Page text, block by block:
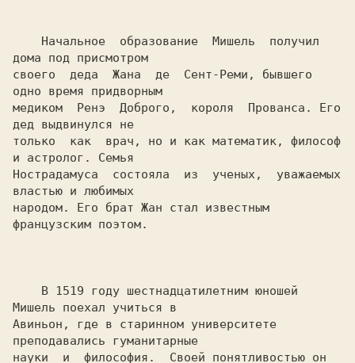
дома под присмотром
своего  деда  Жана  де  Сент-Реми, бывшего
одно время придворным
медиком  Ренэ  Доброго,  короля  Прованса. Его
дед выдвинулся не
только  как  врач, но и как математик, философ
и астролог. Семья
Нострадамуса  состояла  из  ученых,  уважаемых
властью и любимых
народом. Его брат Жан стал известным
французским поэтом.
Мишель поехал учиться в
Авиньон, где в старинном университете
преподавались гуманитарные
науки  и  философия.  Своей понятливостью он